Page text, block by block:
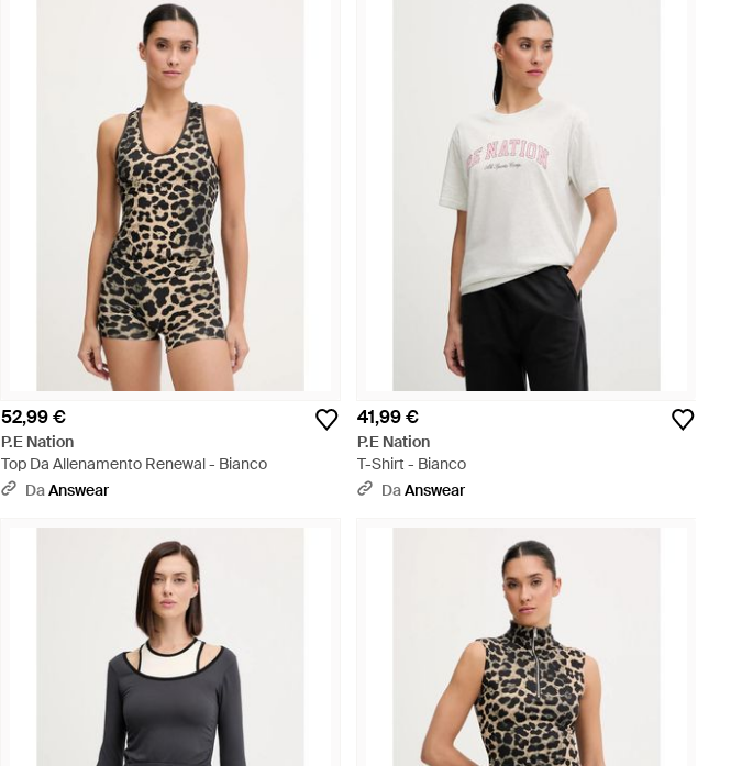
52,99 €
P.E Nation
Top Da Allenamento Renewal - Bianco
DaAnswear
41,99 €
P.E Nation
T-Shirt - Bianco
DaAnswear